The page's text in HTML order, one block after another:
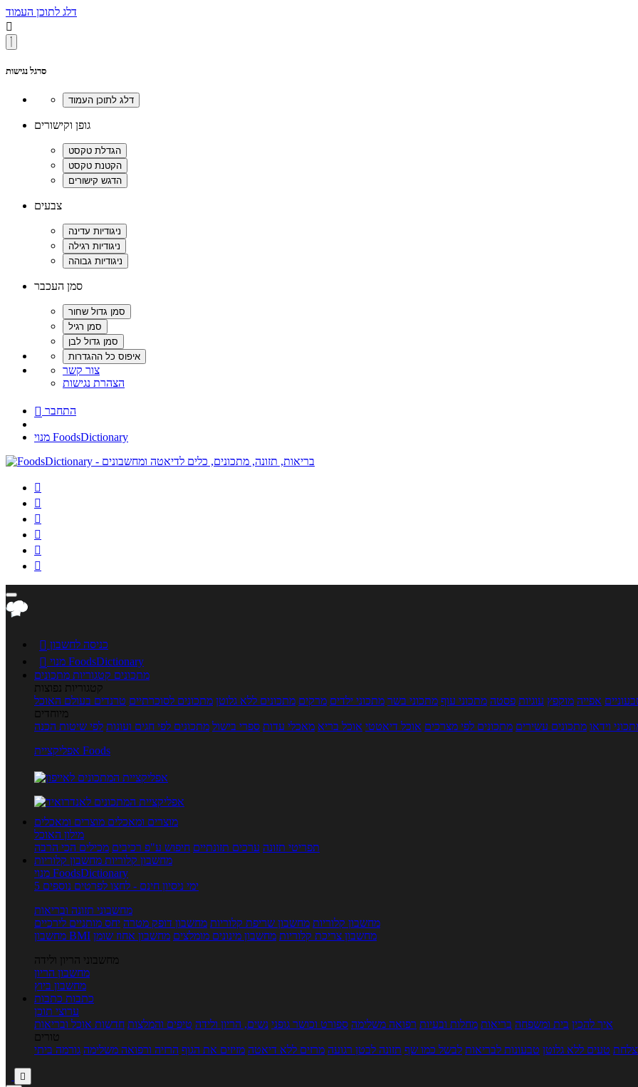
דלג לתוכן העמוד

סרגל נגישות
גופן וקישורים
צבעים
סמן העכבר
צור קשר
הצהרת נגישות
 התחבר
מנוי FoodsDictionary






 כניסה לחשבון

מנוי FoodsDictionary
מתכונים קטגוריות מתכונים
קטגוריות נפוצות
אפייה מוקפץ עוגיות פסטה מתכוני עוף מתכוני בשר מתכוני ילדים מרקים מתכונים ללא גלוטן מתכונים לסוכרתיים טרנדים בעולם האוכל
מיוחדים
וידאו מתכונים עשירים מתכונים לפי מצרכים אוכל דיאטטי אוכל בריא מאכלי עדות ספרי בישול מתכונים לפי חגים ועונות לפי שיטות הכנה
אפליקציית Foods
מוצרים ומאכלים מוצרים ומאכלים
מילון האוכל
תפריטי תזונה ערכים תזונתיים חיפוש ע"פ רכיבים מכילים הכי הרבה
מחשבון קלוריות מחשבון קלוריות
מנוי FoodsDictionary
5 ימי ניסיון חינם - לחצו לפרטים נוספים
מחשבוני תזונה ובריאות
מחשבון קלוריות מחשבון שריפת קלוריות מחשבון דופק מטרה יחס מותניים לירכיים
מחשבון BMI
מחשבון צריכת קלוריות מחשבון מינונים מומלצים מחשבון אחוז שומן
מחשבוני הריון ולידה
מחשבון הריון
מחשבון ביוץ
כתבות כתבות
ערוצי תוכן
איך להכין בית ומשפחה בריאות מחלות ובעיות רפואה משלימה ספורט וכושר גופני נשים, הריון ולידה טיפים והמלצות חדשות אוכל ובריאות
טורים
טעים ללא גלוטן טבעונות לבריאות לבשל כמו שף תזונה לבטן רגועה מרזים ללא דיאטה מזיזים את הגוף הרזיה ורפואה משלימה גורמה ביתי
